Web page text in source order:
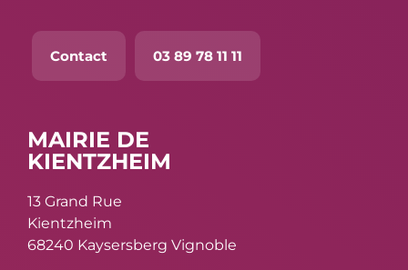
Contact 03 89 78 11 11
MAIRIE DE
KIENTZHEIM
13 Grand Rue
Kientzheim
68240 Kaysersberg Vignoble